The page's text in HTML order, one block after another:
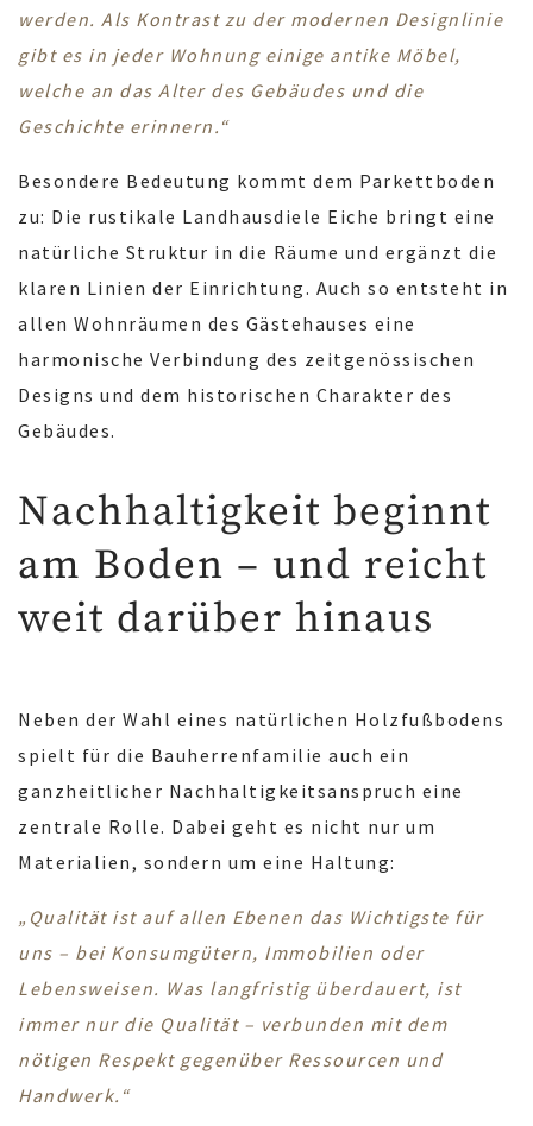
werden. Als Kontrast zu der modernen Designlinie
gibt es in jeder Wohnung einige antike Möbel,
welche an das Alter des Gebäudes und die
Geschichte erinnern.“
Besondere Bedeutung kommt dem Parkettboden
zu: Die rustikale Landhausdiele Eiche bringt eine
natürliche Struktur in die Räume und ergänzt die
klaren Linien der Einrichtung. Auch so entsteht in
allen Wohnräumen des Gästehauses eine
harmonische Verbindung des zeitgenössischen
Designs und dem historischen Charakter des
Gebäudes.
Nachhaltigkeit beginnt
am Boden – und reicht
weit darüber hinaus
Neben der Wahl eines natürlichen Holzfußbodens
spielt für die Bauherrenfamilie auch ein
ganzheitlicher Nachhaltigkeitsanspruch eine
zentrale Rolle. Dabei geht es nicht nur um
Materialien, sondern um eine Haltung:
„Qualität ist auf allen Ebenen das Wichtigste für
uns – bei Konsumgütern, Immobilien oder
Lebensweisen. Was langfristig überdauert, ist
immer nur die Qualität – verbunden mit dem
nötigen Respekt gegenüber Ressourcen und
Handwerk.“